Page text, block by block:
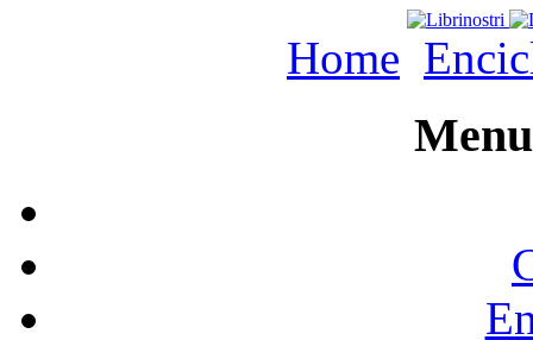
Home